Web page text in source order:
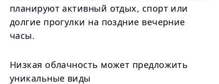
планируют активный отдых, спорт или
долгие прогулки на поздние вечерние
часы.
Низкая облачность может предложить
уникальные виды